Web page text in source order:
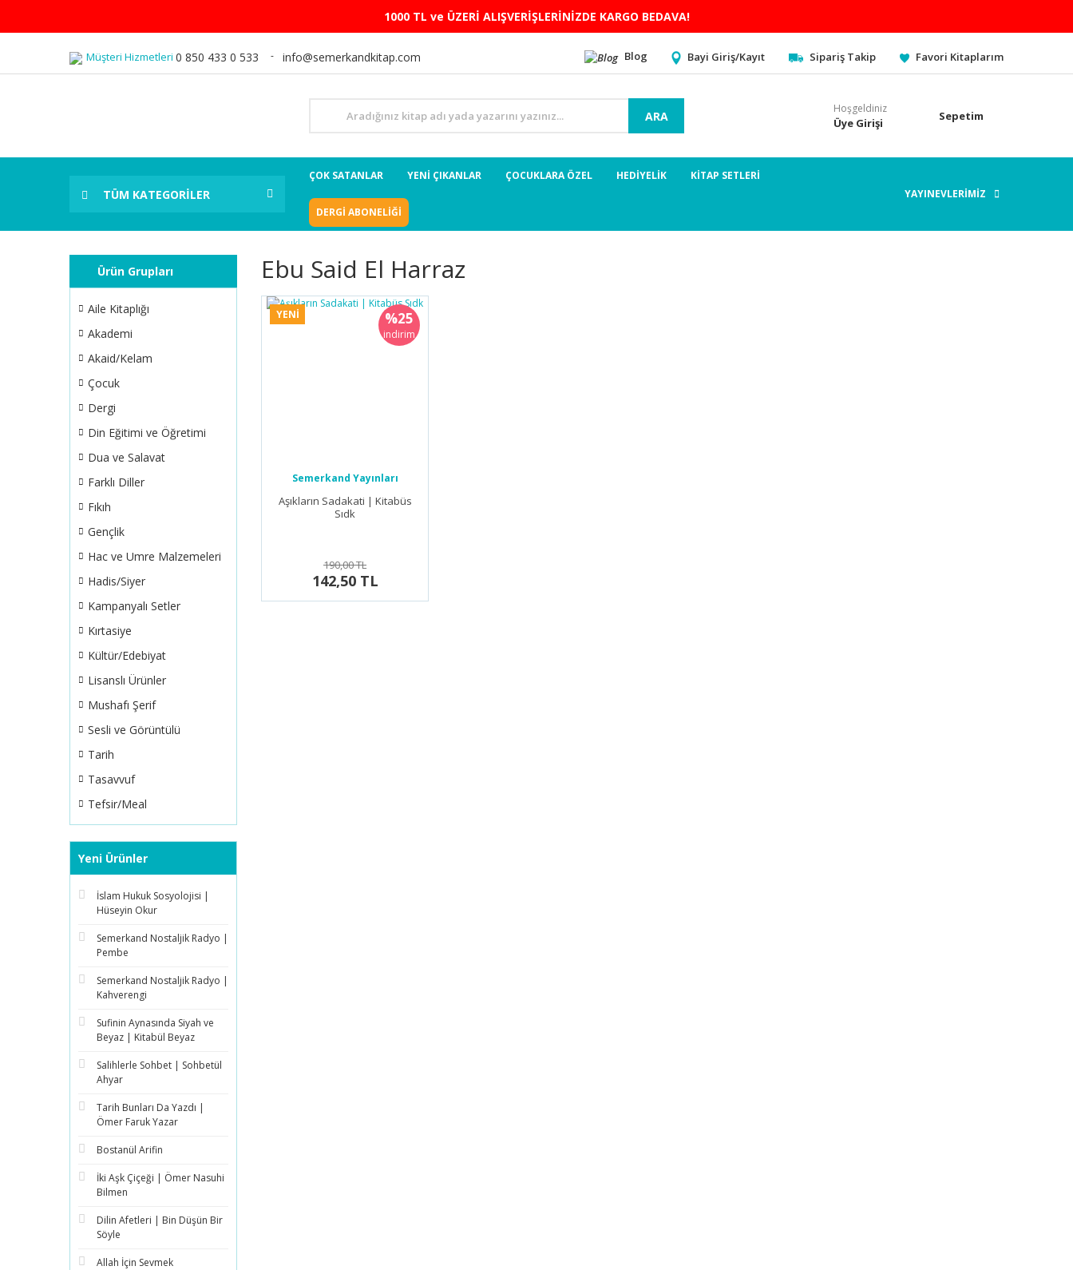
1000 TL ve ÜZERİ ALIŞVERİŞLERİNİZDE KARGO BEDAVA!
Müşteri Hizmetleri 0 850 433 0 533 info@semerkandkitap.com Blog Bayi Giriş/Kayıt Sipariş Takip Favori Kitaplarım
ARA
Hoşgeldiniz
Üye Girişi Sepetim
TÜM KATEGORİLER
ÇOK SATANLAR YENİ ÇIKANLAR ÇOCUKLARA ÖZEL HEDİYELİK KİTAP SETLERİ
DERGİ ABONELİĞİ
YAYINEVLERİMİZ
Ürün Grupları
Aile Kitaplığı
Akademi
Akaid/Kelam
Çocuk
Dergi
Din Eğitimi ve Öğretimi
Dua ve Salavat
Farklı Diller
Fıkıh
Gençlik
Hac ve Umre Malzemeleri
Hadis/Siyer
Kampanyalı Setler
Kırtasiye
Kültür/Edebiyat
Lisanslı Ürünler
Mushafı Şerif
Sesli ve Görüntülü
Tarih
Tasavvuf
Tefsir/Meal
Yeni Ürünler
İslam Hukuk Sosyolojisi |
Hüseyin Okur
Semerkand Nostaljik Radyo |
Pembe
Semerkand Nostaljik Radyo |
Kahverengi
Sufinin Aynasında Siyah ve
Beyaz | Kitabül Beyaz
Salihlerle Sohbet | Sohbetül
Ahyar
Tarih Bunları Da Yazdı |
Ömer Faruk Yazar
Bostanül Arifin
İki Aşk Çiçeği | Ömer Nasuhi
Bilmen
Dilin Afetleri | Bin Düşün Bir
Söyle
Allah İçin Sevmek
Ebu Said El Harraz
YENİ %25
indirim
Semerkand Yayınları
Aşıkların Sadakati | Kitabüs
Sıdk
190,00 TL
142,50 TL